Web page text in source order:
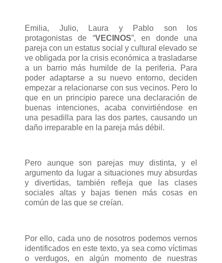
Emilia, Julio, Laura y Pablo son los
protagonistas de “VECINOS”, en donde una
pareja con un estatus social y cultural elevado se
ve obligada por la crisis económica a trasladarse
a un barrio más humilde de la periferia. Para
poder adaptarse a su nuevo entorno, deciden
empezar a relacionarse con sus vecinos. Pero lo
que en un principio parece una declaración de
buenas intenciones, acaba convirtiéndose en
una pesadilla para las dos partes, causando un
daño irreparable en la pareja más débil.
Pero aunque son parejas muy distinta, y el
argumento da lugar a situaciones muy absurdas
y divertidas, también refleja que las clases
sociales altas y bajas tienen más cosas en
común de las que se creían.
Por ello, cada uno de nosotros podemos vernos
identificados en este texto, ya sea como víctimas
o verdugos, en algún momento de nuestras